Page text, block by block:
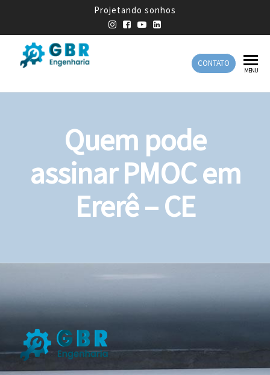
Projetando sonhos
Engenharia
Engenharia
CONTATO
MENU
Quem pode
assinar PMOC em
Ererê – CE